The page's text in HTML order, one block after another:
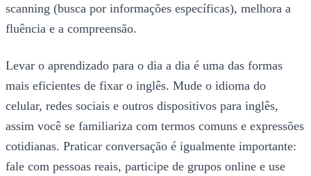
scanning (busca por informações específicas), melhora a
fluência e a compreensão.
Levar o aprendizado para o dia a dia é uma das formas
mais eficientes de fixar o inglês. Mude o idioma do
celular, redes sociais e outros dispositivos para inglês,
assim você se familiariza com termos comuns e expressões
cotidianas. Praticar conversação é igualmente importante:
fale com pessoas reais, participe de grupos online e use